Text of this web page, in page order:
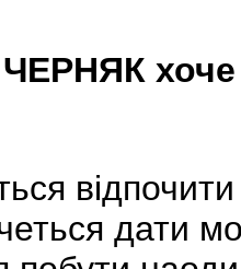
хоче
дати